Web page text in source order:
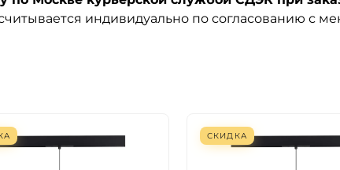
индивидуально по согласованию с
СКИДКА